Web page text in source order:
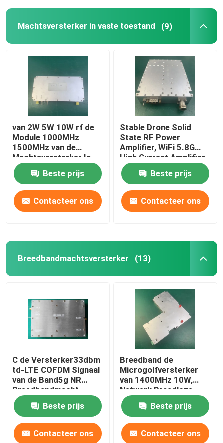
Machtsversterker in vaste toestand (9)
van 2W 5W 10W rf de
Module 1000MHz
1500MHz van de
Machtsversterker In
vaste toestand met
SMA Conncetor
Beste prijs
Contacteer ons
Stable Drone Solid
State RF Power
Amplifier, WiFi 5.8G
High Current Amplifier
Beste prijs
Contacteer ons
Breedbandmachtsversterker (13)
C de Versterker33dbm
td-LTE COFDM Signaal
van de Band5g NR
Breedbandmacht
Beste prijs
Contacteer ons
Breedband de
Microgolfversterker
van 1400MHz 10W,
Netwerk Draadloze
Breedbandversterker
Beste prijs
Contacteer ons